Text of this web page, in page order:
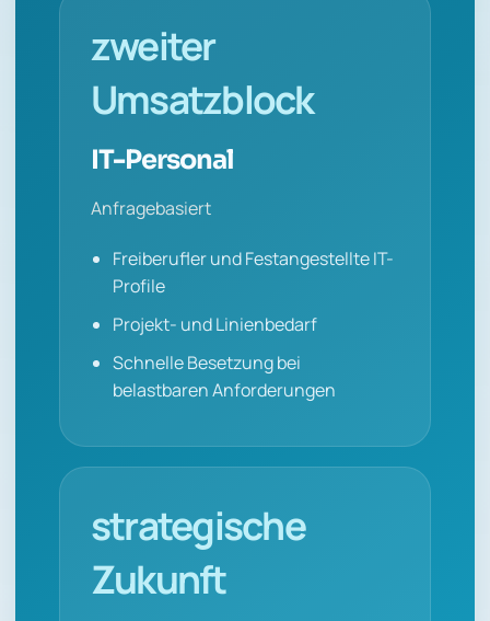
zweiter
Umsatzblock
IT-Personal
Anfragebasiert
Freiberufler und Festangestellte IT-
Profile
Projekt- und Linienbedarf
Schnelle Besetzung bei
belastbaren Anforderungen
strategische
Zukunft